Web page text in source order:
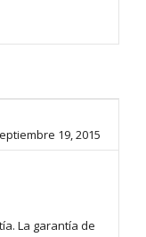
19, 2015
La garantía de